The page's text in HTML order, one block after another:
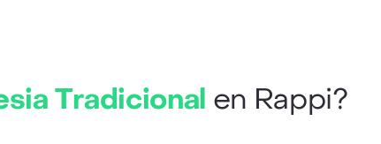
Tradicional en Rappi?